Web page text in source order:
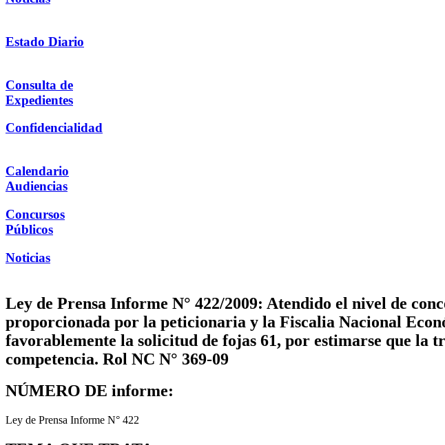
Estado Diario
Consulta de
Expedientes
Confidencialidad
Calendario
Audiencias
Concursos
Públicos
Noticias
Ley de Prensa Informe N° 422/2009: Atendido el nivel de
proporcionada por la peticionaria y la Fiscalia Nacional
favorablemente la solicitud de fojas 61, por estimarse que la
competencia. Rol NC N° 369-09
NÚMERO DE informe:
Ley de Prensa Informe N° 422